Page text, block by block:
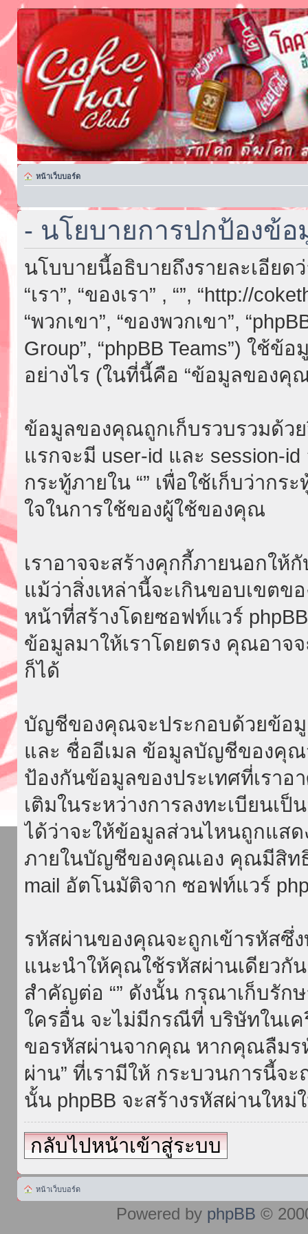
หน้าเว็บบอร์ด
- นโยบายการปกป้องข้
นโบบายนี้อธิบายถึงรายละเอียด
“เรา”, “ของเรา” , “”, “http://
“พวกเขา”, “ของพวกเขา”,
Group”, “phpBB Teams”) ใช้
อย่างไร (ในที่นี้คือ “ข้อมูลของคุ
ข้อมูลของคุณถูกเก็บรวบรวมด้ว
แรกจะมี user-id และ session-
กระทู้ภายใน “” เพื่อใช้เก็บว่าก
ใจในการใช้ของผู้ใช้ของคุณ
เราอาจจะสร้างคุกกี้ภายนอกให้
แม้ว่าสิ่งเหล่านี้จะเกินขอบเขตข
หน้าที่สร้างโดยซอฟท์แวร์
ข้อมูลมาให้เราโดยตรง คุณอาจ
ก็ได้
บัญชีของคุณจะประกอบด้วยข้อมู
และ ชื่ออีเมล ข้อมูลบัญชีของคุณ
ป้องกันข้อมูลของประเทศที่เราอ
เติมในระหว่างการลงทะเบียนเ
ได้ว่าจะให้ข้อมูลส่วนไหนถูกแส
ภายในบัญชีของคุณเอง คุณมีสิทธิ์
mail อัตโนมัติจาก ซอฟท์แวร์
รหัสผ่านของคุณจะถูกเข้ารหัสซึ่
แนะนำให้คุณใช้รหัสผ่านเดียวกั
สำคัญต่อ “” ดังนั้น กรุณาเก็บรัก
ใครอื่น จะไม่มีกรณีที่ บริษัทในเ
ขอรหัสผ่านจากคุณ หากคุณลืมร
ผ่าน” ที่เรามีให้ กระบวนการนี้จ
นั้น phpBB จะสร้างรหัสผ่านให
กลับไปหน้าเข้าสู่ระบบ
หน้าเว็บบอร์ด
Powered by phpBB ©